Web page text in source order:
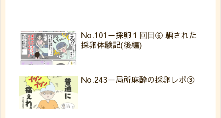
No.101ー採卵１回目⑥ 騙された
採卵体験記(後編)
No.243－局所麻酔の採卵レポ③